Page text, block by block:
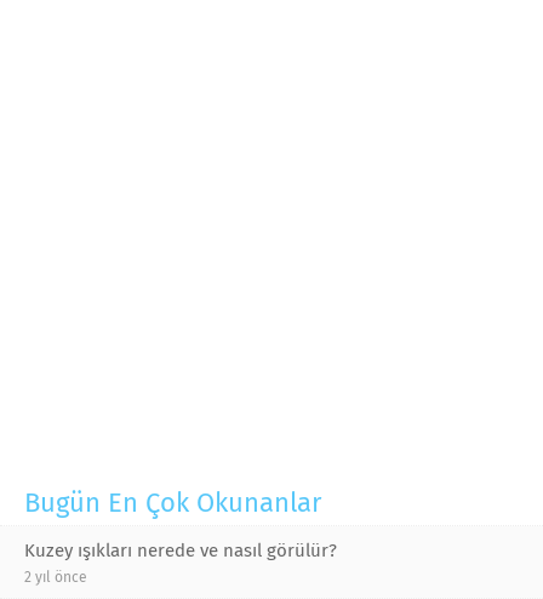
Bugün En Çok Okunanlar
Kuzey ışıkları nerede ve nasıl görülür?
2 yıl önce